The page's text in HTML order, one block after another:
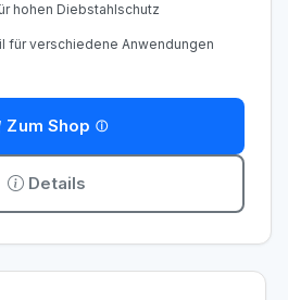
hohen Diebstahlschutz
für verschiedene Anwendungen
Zum Shop
Details